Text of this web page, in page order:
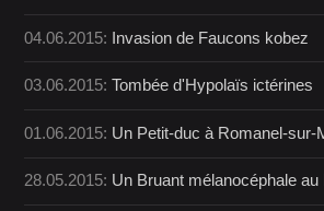
04.06.2015: Invasion de Faucons kobez
03.06.2015:Tombée d'Hypolaïs ictérines
01.06.2015: Un Petit-duc à Romanel-sur-
28.05.2015: Un Bruant mélanocéphale au